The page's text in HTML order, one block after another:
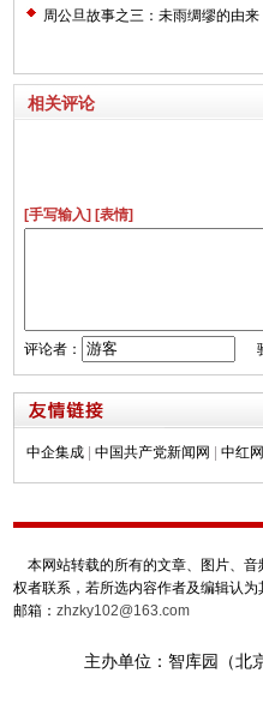
周公旦故事之三：未雨绸缪的由来
相关评论
[手写输入] [表情]
评论者： 验
中企集成 中国共产党新闻网 中红
本网站转载的所有的文章、图片、音
权者联系，若所选内容作者及编辑认
邮箱： zhzky102@163.com
主办单位：智库园（北